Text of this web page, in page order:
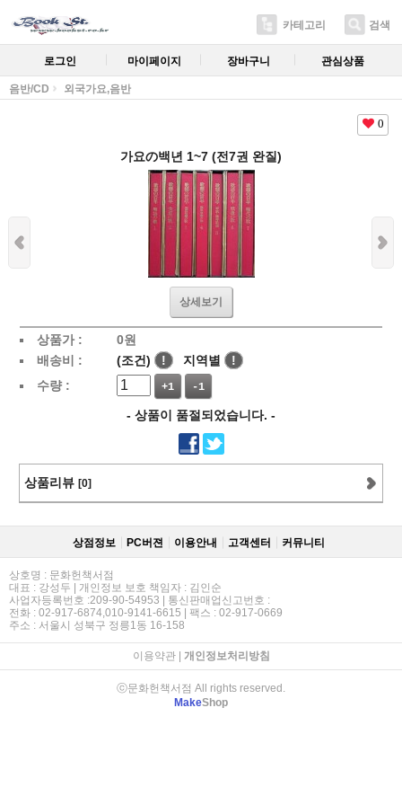
카테고리 검색
로그인 마이페이지 장바구니 관심상품
음반/CD 외국가요,음반
0
가요の백년 1~7 (전7권 완질)
상세보기
상품가 : 0원
배송비 :
(조건) ! 지역별
!
수량 :
+1 -1
- 상품이 품절되었습니다. -
상품리뷰 [0]
상점정보 PC버젼 이용안내 고객센터 커뮤니티
상호명 : 문화헌책서점
대표 : 강성두 | 개인정보 보호 책임자 : 김인순
사업자등록번호 :209-90-54953 | 통신판매업신고번호 :
전화 : 02-917-6874,010-9141-6615 | 팩스 : 02-917-0669
주소 : 서울시 성북구 정릉1동 16-158
이용약관| 개인정보처리방침
ⓒ문화헌책서점 All rights reserved.
MakeShop